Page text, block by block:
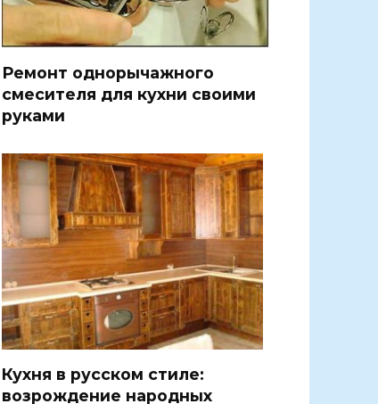
Ремонт однорычажного
смесителя для кухни своими
руками
Кухня в русском стиле:
возрождение народных